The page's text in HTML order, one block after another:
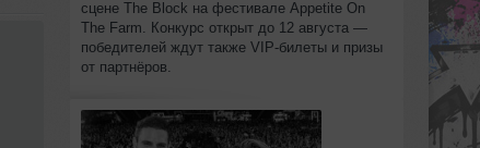
сцене The Block на фестивале Appetite On
The Farm. Конкурс открыт до 12 августа —
победителей ждут также VIP‑билеты и призы
от партнёров.